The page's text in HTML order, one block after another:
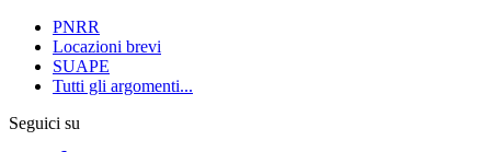
PNRR
Locazioni brevi
SUAPE
Tutti gli argomenti...
Seguici su